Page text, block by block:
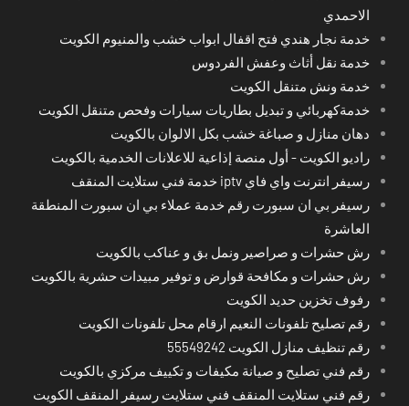
الاحمدي
خدمة نجار هندي فتح اقفال ابواب خشب والمنيوم الكويت
خدمة نقل أثاث وعفش الفردوس
خدمة ونش متنقل الكويت
خدمةكهربائي و تبديل بطاريات سيارات وفحص متنقل الكويت
دهان منازل و صباغة خشب بكل الالوان بالكويت
راديو الكويت - أول منصة إذاعية للاعلانات الخدمية بالكويت
رسيفر انترنت واي فاي iptv خدمة فني ستلايت المنقف
رسيفر بي ان سبورت رقم خدمة عملاء بي ان سبورت المنطقة
العاشرة
رش حشرات و صراصير ونمل بق و عناكب بالكويت
رش حشرات و مكافحة قوارض و توفير مبيدات حشرية بالكويت
رفوف تخزين حديد الكويت
رقم تصليح تلفونات النعيم ارقام محل تلفونات الكويت
رقم تنظيف منازل الكويت 55549242
رقم فني تصليح و صيانة مكيفات و تكييف مركزي بالكويت
رقم فني ستلايت المنقف فني ستلايت رسيفر المنقف الكويت